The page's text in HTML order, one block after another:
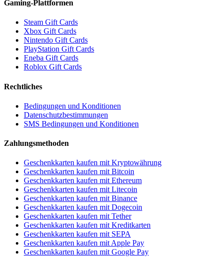
Gaming-Plattformen
Steam Gift Cards
Xbox Gift Cards
Nintendo Gift Cards
PlayStation Gift Cards
Eneba Gift Cards
Roblox Gift Cards
Rechtliches
Bedingungen und Konditionen
Datenschutzbestimmungen
SMS Bedingungen und Konditionen
Zahlungsmethoden
Geschenkkarten kaufen mit Kryptowährung
Geschenkkarten kaufen mit Bitcoin
Geschenkkarten kaufen mit Ethereum
Geschenkkarten kaufen mit Litecoin
Geschenkkarten kaufen mit Binance
Geschenkkarten kaufen mit Dogecoin
Geschenkkarten kaufen mit Tether
Geschenkkarten kaufen mit Kreditkarten
Geschenkkarten kaufen mit SEPA
Geschenkkarten kaufen mit Apple Pay
Geschenkkarten kaufen mit Google Pay